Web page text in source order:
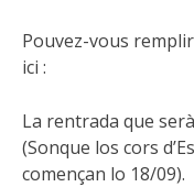
Pouvez-vous
ici :
La rentrada que
(Sonque los cors
començan lo 18/09).